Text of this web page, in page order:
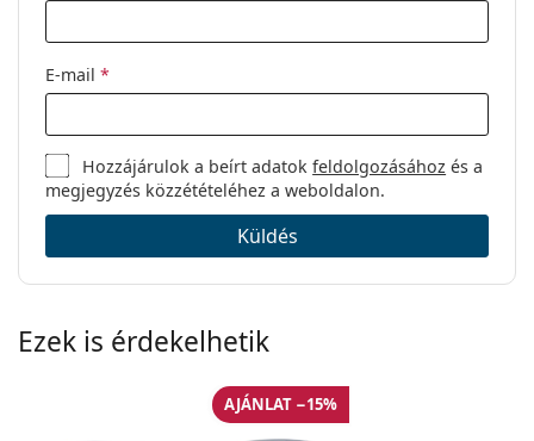
E-mail *
Hozzájárulok a beírt adatokfeldolgozásához és a
megjegyzés közzétételéhez a weboldalon.
Küldés
Ezek is érdekelhetik
AJÁNLAT −15%